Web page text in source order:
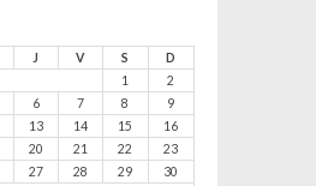
J V S
D
1
2
6 7 8
9
13 14 15
16
20 21 22
23
27 28 29 30